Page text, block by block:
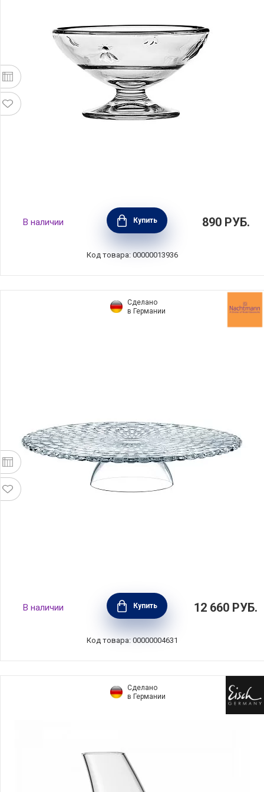
Креманка Abeille объем 200 мл, материал
стекло, La Rochere, Франция, 00607001
В наличии Купить 890 РУБ.
Код товара: 00000013936
Сделано
в Германии
Блюдо для торта/блюдо для закусок Bossa
Nova 32 см, хрусталь, Nachtmann, 77809
В наличии Купить 12 660 РУБ.
Код товара: 00000004631
Сделано
в Германии